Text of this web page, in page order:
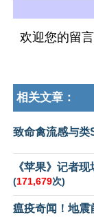
欢迎您的留言
相关文章：
致命禽流感与类
《苹果》记者
(171,679次)
瘟疫奇闻！地震